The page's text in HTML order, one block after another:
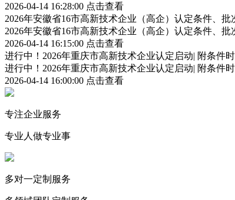
2026-04-14 16:28:00 点击查看
2026年安徽省16市高新技术企业（高企）认定条件、
2026年安徽省16市高新技术企业（高企）认定条件、
2026-04-14 16:15:00 点击查看
进行中！2026年重庆市高新技术企业认定启动| 附条件
进行中！2026年重庆市高新技术企业认定启动| 附条件
2026-04-14 16:00:00 点击查看
专注企业服务
专业人做专业事
多对一定制服务